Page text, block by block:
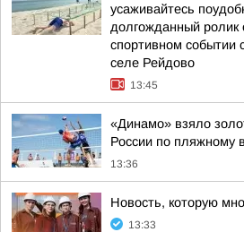
усаживайтесь
долгожданный ролик
спортивном событии
селе Рейдово
13:45
«Динамо» взяло
России по пляжному
13:36
Новость, которую
13:33